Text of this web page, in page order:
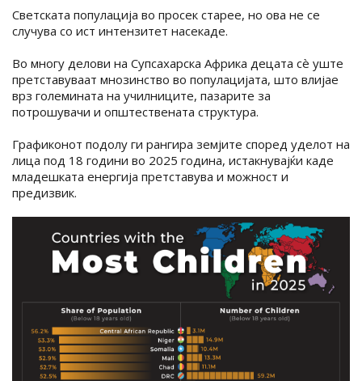
Светската популација во просек старее, но ова не се
случува со ист интензитет насекаде.
Во многу делови на Супсахарска Африка децата сè уште
претставуваат мнозинство во популацијата, што влијае
врз големината на училниците, пазарите за
потрошувачи и општествената структура.
Графиконот подолу ги рангира земјите според уделот на
лица под 18 години во 2025 година, истакнувајќи каде
младешката енергија претставува и можност и
предизвик.